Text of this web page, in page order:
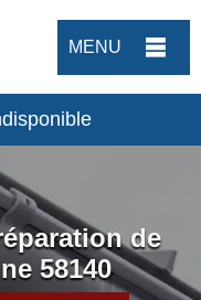
MENU
de
58140